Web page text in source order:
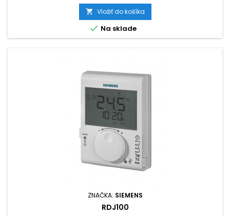
 Vložiť do košíka
 Na sklade
ZNAČKA: SIEMENS
RDJ100